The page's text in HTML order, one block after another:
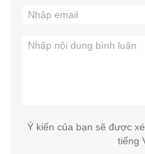
Ý kiến của bạn sẽ được
tiếng